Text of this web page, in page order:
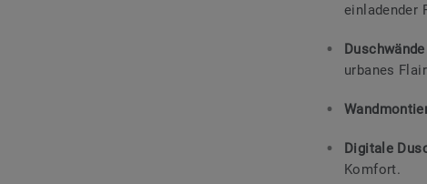
einladender
urbanes
Digitale
Komfort.